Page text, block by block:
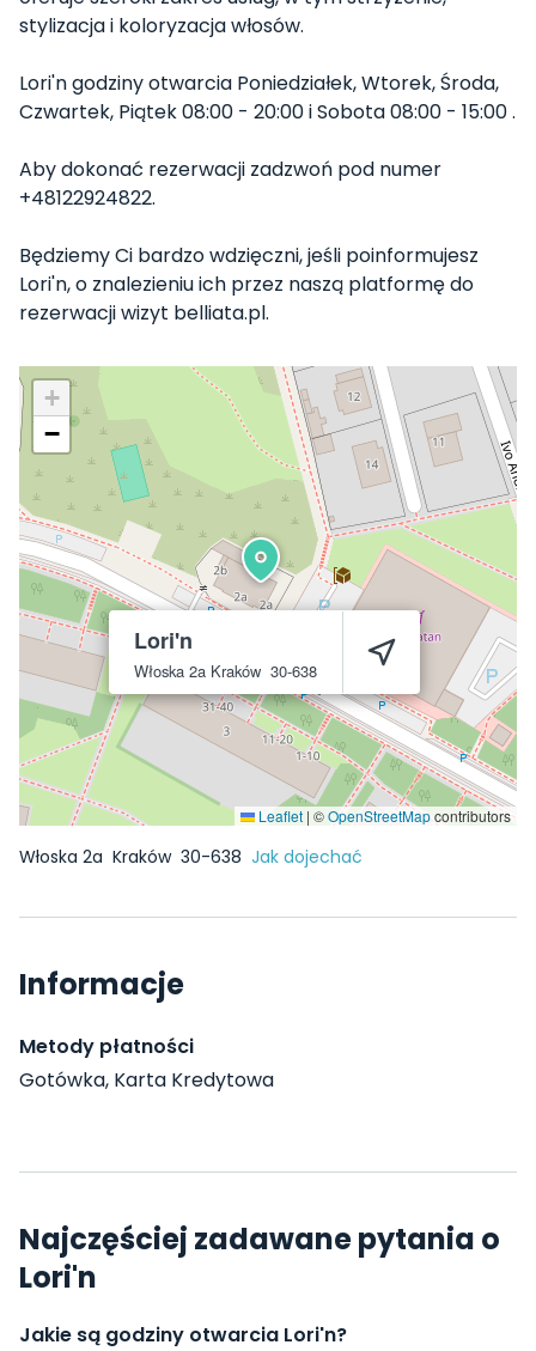
stylizacja i koloryzacja włosów.
Lori'n godziny otwarcia Poniedziałek, Wtorek, Środa,
Czwartek, Piątek 08:00 - 20:00 i Sobota 08:00 - 15:00 .
Aby dokonać rezerwacji zadzwoń pod numer
+48122924822.
Będziemy Ci bardzo wdzięczni, jeśli poinformujesz
Lori'n, o znalezieniu ich przez naszą platformę do
rezerwacji wizyt belliata.pl.
Lori'n
Włoska 2a Kraków 30-638
+
−
Leaflet | ©OpenStreetMapcontributors
Włoska 2a Kraków 30-638 Jak dojechać
Informacje
Metody płatności
Gotówka, Karta Kredytowa
Najczęściej zadawane pytania o
Lori'n
Jakie są godziny otwarcia Lori'n?